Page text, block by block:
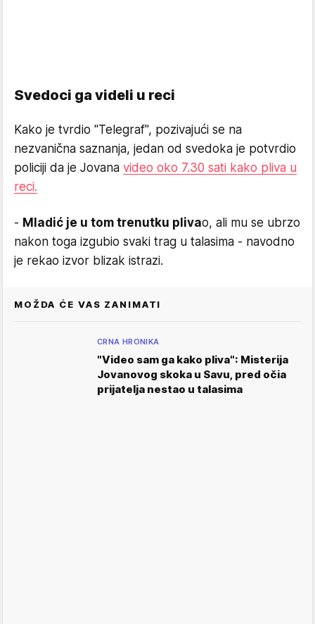
Svedoci ga videli u reci
Kako je tvrdio "Telegraf", pozivajući se na
nezvanična saznanja, jedan od svedoka je potvrdio
policiji da je Jovana video oko 7.30 sati kako pliva u
reci.
- Mladić je u tom trenutku plivao, ali mu se ubrzo
nakon toga izgubio svaki trag u talasima - navodno
je rekao izvor blizak istrazi.
MOŽDA ĆE VAS ZANIMATI
CRNA HRONIKA
"Video sam ga kako pliva": Misterija
Jovanovog skoka u Savu, pred očia
prijatelja nestao u talasima